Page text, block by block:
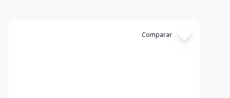
Comparar